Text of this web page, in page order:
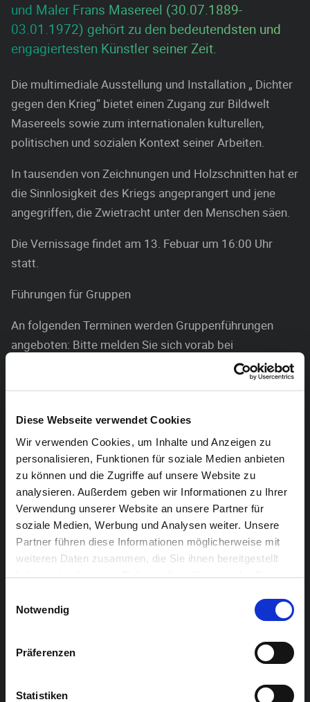
Diese Webseite verwendet Cookies
Wir verwenden Cookies, um Inhalte und Anzeigen zu
personalisieren, Funktionen für soziale Medien anbieten
zu können und die Zugriffe auf unsere Website zu
analysieren. Außerdem geben wir Informationen zu Ihrer
Verwendung unserer Website an unsere Partner für
soziale Medien, Werbung und Analysen weiter. Unsere
Partner führen diese Informationen möglicherweise mit
weiteren Daten zusammen, die Sie ihnen bereitgestellt
haben oder die sie im Rahmen Ihrer Nutzung der Dienste
Notwendig
Präferenzen
Statistiken
und Maler Frans Masereel (30.07.1889-
03.01.1972) gehört zu den bedeutendsten und
engagiertesten Künstler seiner Zeit.
Die multimediale Ausstellung und Installation „ Dichter
gegen den Krieg“ bietet einen Zugang zur Bildwelt
Masereels sowie zum internationalen kulturellen,
politischen und sozialen Kontext seiner Arbeiten.
In tausenden von Zeichnungen und Holzschnitten hat er
die Sinnlosigkeit des Kriegs angeprangert und jene
angegriffen, die Zwietracht unter den Menschen säen.
Die Vernissage findet am 13. Febuar um 16:00 Uhr
statt.
Führungen für Gruppen
An folgenden Terminen werden Gruppenführungen
angeboten: Bitte melden Sie sich vorab bei
im Ministerium der
Donnerstag, 25.02.2016, 15:30 Uhr
Samstag, 27.02.2016, 15:30-17:00 Uhr Führung
(M. Lauffs) und Animation durch den
Ostbelgischen Künstler Jacques Thannen „Wie
entstehen Drucke“?
Freitag, 04.03.2016, 15:30 Uhr
Donnerstag, 10.03.2016, 15:30 Uhr
Samstag, 12.03.2016, 15:30 Uhr Führung (M.
Lauffs) und Animation durch den Ostbelgischen
Künstler Jacques Thannen „Wie entstehen